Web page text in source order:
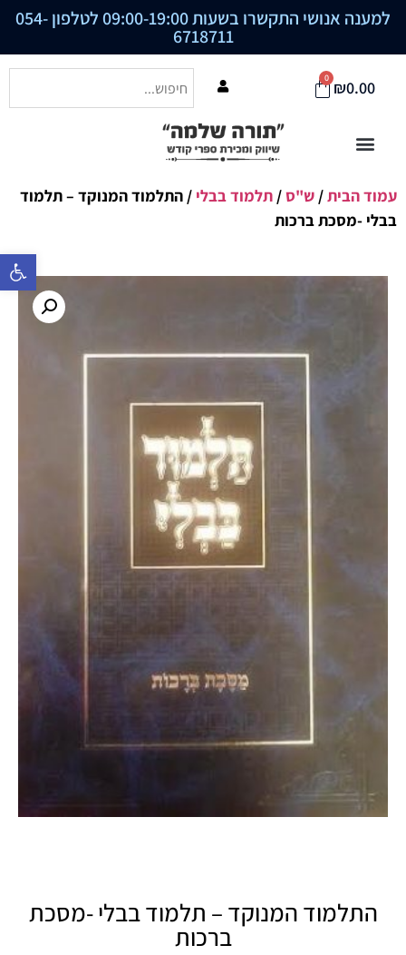
פתח סרגל
למענה אנושי התקשרו בשעות 09:00-19:00 לטלפון 054-
6718711
₪0.00
0
עמוד הבית/ ש"ס/ תלמוד בבלי / התלמוד המנוקד – תלמוד
בבלי -מסכת ברכות
התלמוד המנוקד – תלמוד בבלי -מסכת
ברכות